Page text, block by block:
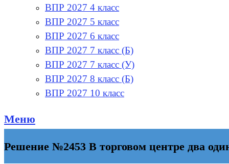
ВПР 2027 4 класс
ВПР 2027 5 класс
ВПР 2027 6 класс
ВПР 2027 7 класс (Б)
ВПР 2027 7 класс (У)
ВПР 2027 8 класс (Б)
ВПР 2027 10 класс
Меню
Решение №2453 В торговом центре два